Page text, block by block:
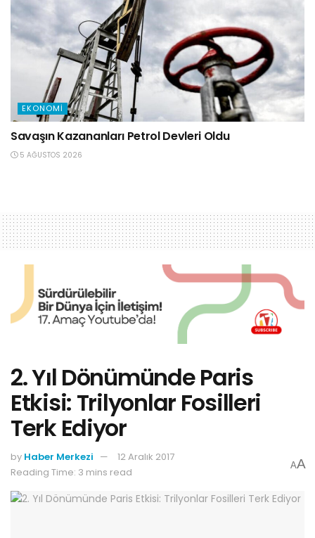
EKONOMI
Savaşın Kazananları Petrol Devleri Oldu
5 AĞUSTOS 2026
2. Yıl Dönümünde Paris
Etkisi: Trilyonlar Fosilleri
Terk Ediyor
by Haber Merkezi
12 Aralık 2017
Reading Time: 3 mins read
AA